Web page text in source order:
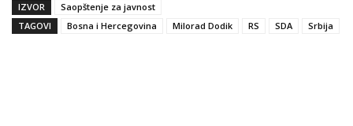
IZVOR
Saopštenje za javnost
TAGOVI
Bosna i Hercegovina Milorad Dodik RS SDA Srbija